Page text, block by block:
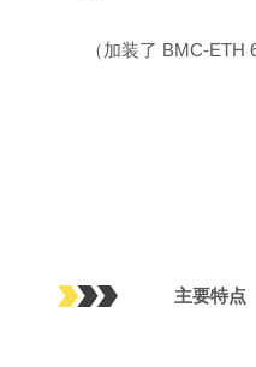
（加装了 BMC-ETH
主要特点